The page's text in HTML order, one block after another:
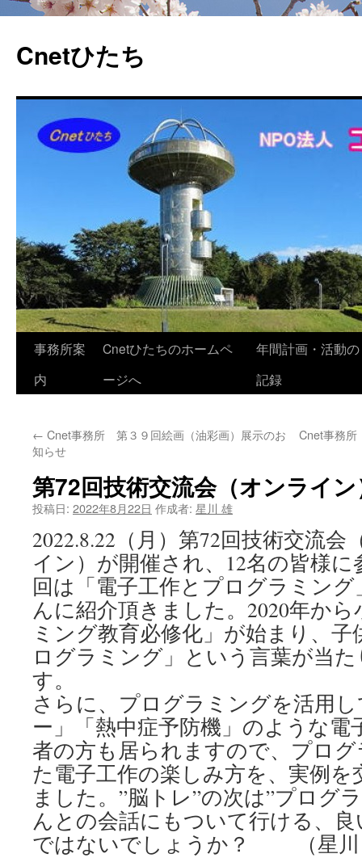
Cnetひたち
コ
ン
へ
ス
キ
ッ
プ
事務所案
内
Cnetひたちのホームペ
ージへ
年間計画・活動の
記録
← Cnet事務所 第３９回絵画（油彩画）展示のお
知らせ
Cnet事務
第72回技術交流会（オンライ
投稿日: 2022年8月22日 作成者: 星川 雄
2022.8.22（月）第72回技術交流
イン）が開催され、12名の皆様
回は「電子工作とプログラミン
んに紹介頂きました。2020年か
ミング教育必修化」が始まり、
ログラミング」という言葉が当
す。
さらに、プログラミングを活用
ー」「熱中症予防機」のような電
者の方も居られますので、プロ
た電子工作の楽しみ方を、実例
ました。”脳トレ”の次は”プログ
んとの会話にもついて行ける、
ではないでしょうか？ （星川